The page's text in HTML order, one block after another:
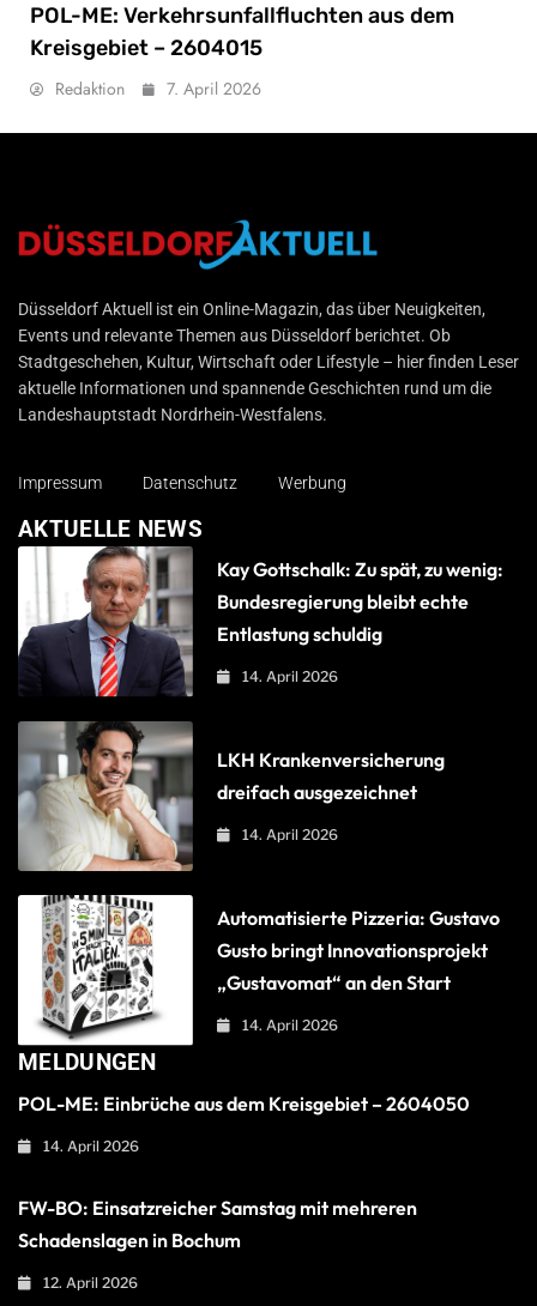
POL-ME: Verkehrsunfallfluchten aus dem
Kreisgebiet – 2604015
Redaktion 7. April 2026
Düsseldorf Aktuell
Düsseldorf Aktuell ist ein Online-Magazin, das über Neuigkeiten,
Events und relevante Themen aus Düsseldorf berichtet. Ob
Stadtgeschehen, Kultur, Wirtschaft oder Lifestyle – hier finden Leser
aktuelle Informationen und spannende Geschichten rund um die
Landeshauptstadt Nordrhein-Westfalens.
Impressum Datenschutz Werbung
AKTUELLE NEWS
Kay Gottschalk: Zu spät, zu wenig:
Bundesregierung bleibt echte
Entlastung schuldig
14. April 2026
LKH Krankenversicherung
dreifach ausgezeichnet
14. April 2026
Automatisierte Pizzeria: Gustavo
Gusto bringt Innovationsprojekt
„Gustavomat“ an den Start
14. April 2026
MELDUNGEN
POL-ME: Einbrüche aus dem Kreisgebiet – 2604050
14. April 2026
FW-BO: Einsatzreicher Samstag mit mehreren
Schadenslagen in Bochum
12. April 2026